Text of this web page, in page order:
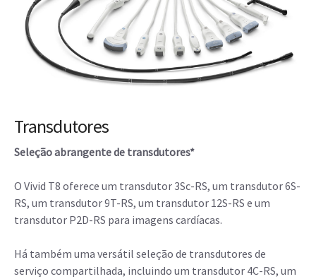
Transdutores
Seleção abrangente de transdutores*
O Vivid T8 oferece um transdutor 3Sc-RS, um transdutor 6S-
RS, um transdutor 9T-RS, um transdutor 12S-RS e um
transdutor P2D-RS para imagens cardíacas.
Há também uma versátil seleção de transdutores de
serviço compartilhada, incluindo um transdutor 4C-RS, um